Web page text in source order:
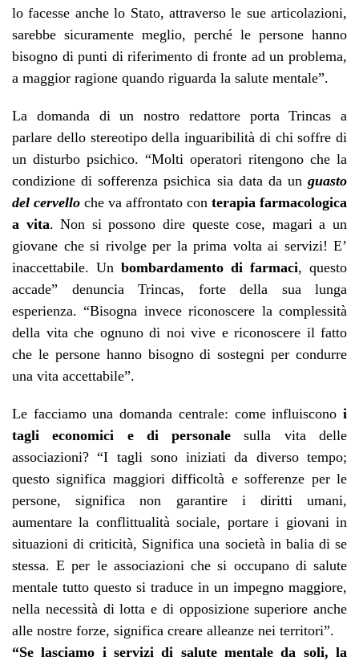
lo facesse anche lo Stato, attraverso le sue articolazioni,
sarebbe sicuramente meglio, perché le persone hanno
bisogno di punti di riferimento di fronte ad un problema,
a maggior ragione quando riguarda la salute mentale”.
La domanda di un nostro redattore porta Trincas a
parlare dello stereotipo della inguaribilità di chi soffre di
un disturbo psichico. “Molti operatori ritengono che la
condizione di sofferenza psichica sia data da un guasto
del cervello che va affrontato con terapia farmacologica
a vita. Non si possono dire queste cose, magari a un
giovane che si rivolge per la prima volta ai servizi! E’
inaccettabile. Un bombardamento di farmaci, questo
accade” denuncia Trincas, forte della sua lunga
esperienza. “Bisogna invece riconoscere la complessità
della vita che ognuno di noi vive e riconoscere il fatto
che le persone hanno bisogno di sostegni per condurre
una vita accettabile”.
Le facciamo una domanda centrale: come influiscono i
tagli economici e di personale sulla vita delle
associazioni? “I tagli sono iniziati da diverso tempo;
questo significa maggiori difficoltà e sofferenze per le
persone, significa non garantire i diritti umani,
aumentare la conflittualità sociale, portare i giovani in
situazioni di criticità, Significa una società in balia di se
stessa. E per le associazioni che si occupano di salute
mentale tutto questo si traduce in un impegno maggiore,
nella necessità di lotta e di opposizione superiore anche
alle nostre forze, significa creare alleanze nei territori”.
“Se lasciamo i servizi di salute mentale da soli, la